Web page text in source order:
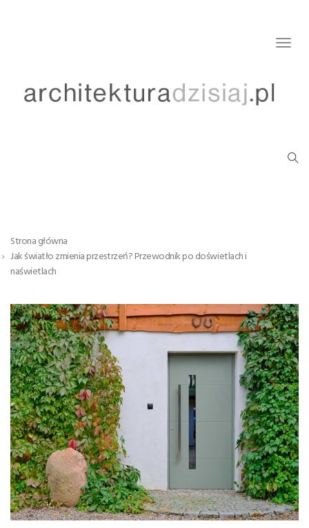
Strona główna
Jak światło zmienia przestrzeń? Przewodnik po doświetlach i
naświetlach